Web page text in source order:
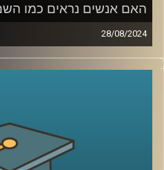
האם אנשים נראים כמו
28/08/2024
מה משפיע עלינו יותר? הסביבה
מדובר בויכוח עתיק למדי עם
שהיא יכולה לשנות אפילו את
אז על זה ועוד תדבר איתנו היום
אריסון למנהל עסקים,